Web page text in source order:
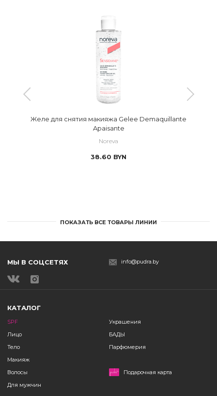
Желе для снятия макияжа Gelee Demaquillante
Apaisante
Noreva
38.60 BYN
ПОКАЗАТЬ ВСЕ ТОВАРЫ ЛИНИИ
МЫ В СОЦСЕТЯХ info@pudra.by
КАТАЛОГ
SPF
Лицо
Тело
Макияж
Волосы
Для мужчин
Украшения
БАДЫ
Парфюмерия
Подарочная карта